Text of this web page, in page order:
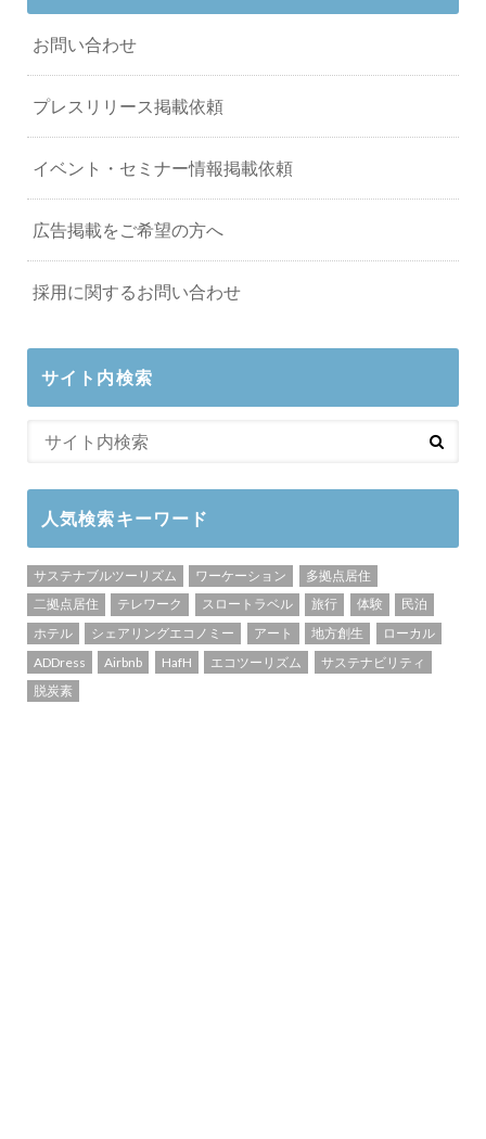
お問い合わせ
プレスリリース掲載依頼
イベント・セミナー情報掲載依頼
広告掲載をご希望の方へ
採用に関するお問い合わせ
サイト内検索
人気検索キーワード
サステナブルツーリズム ワーケーション
多拠点居住
二拠点居住
テレワーク スロートラベル 旅行 体験
民泊
ホテル
シェアリングエコノミー アート 地方創生
ローカル
ADDress
Airbnb HafH エコツーリズム
サステナビリティ
脱炭素